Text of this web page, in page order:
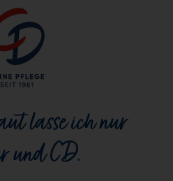
lasse ich nur
und CD.